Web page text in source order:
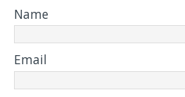
Name
Email